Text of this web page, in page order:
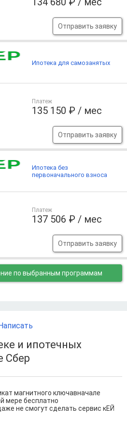
Отправить заявку
Платеж
135 150 ₽ / мес
Отправить заявку
Ипотека для самозанятых
Платеж
137 506 ₽ / мес
Отправить заявку
Ипотека без
первоначального взноса
по выбранным программам
Написать
и ипотечных
Сбер
магнитного ключавначале
мере бесплатно
не смогут сделать сервис кЕЙ